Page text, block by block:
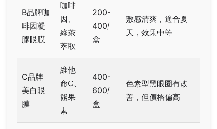
B品牌咖
啡因凝
膠眼膜
咖啡
因、
綠茶
萃取
200-
400/
盒
敷感清爽，適合夏
天，效果中等
C品牌
美白眼
膜
維他
命C、
熊果
素
400-
600/
盒
色素型黑眼圈有改
善，但價格偏高